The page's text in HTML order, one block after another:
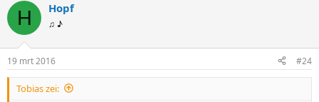
H Hopf
♫ ♪
19 mrt 2016 #24
Tobias zei: